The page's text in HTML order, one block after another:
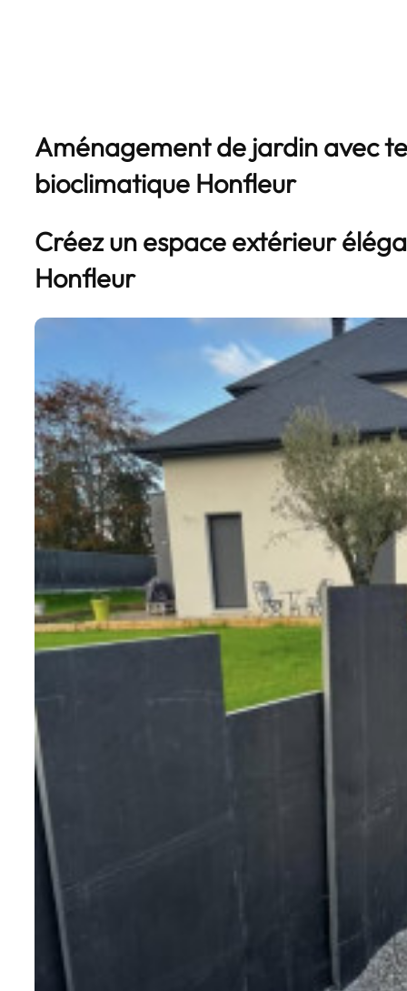
Aménagement de jardin avec
bioclimatique Honfleur
Créez un espace extérieur
Honfleur